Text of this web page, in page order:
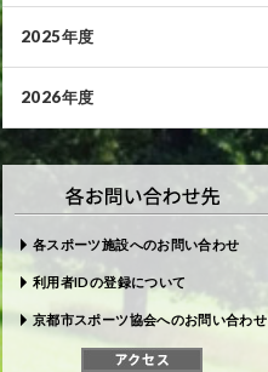
2025年度
2026年度
各スポーツ施設へのお問い合わせ
利用者IDの登録について
京都市スポーツ協会へのお問い合わせ